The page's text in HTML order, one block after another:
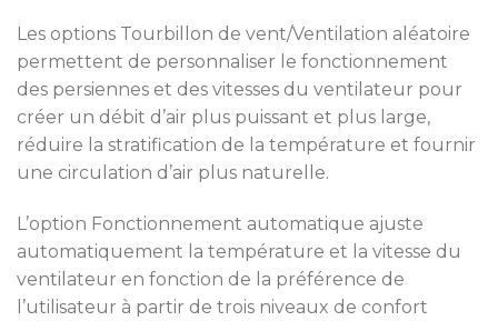
Les options Tourbillon de vent/Ventilation aléatoire
permettent de personnaliser le fonctionnement
des persiennes et des vitesses du ventilateur pour
créer un débit d’air plus puissant et plus large,
réduire la stratification de la température et fournir
une circulation d’air plus naturelle.
L’option Fonctionnement automatique ajuste
automatiquement la température et la vitesse du
ventilateur en fonction de la préférence de
l’utilisateur à partir de trois niveaux de confort